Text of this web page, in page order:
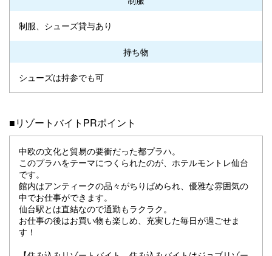
制服、シューズ貸与あり
持ち物
シューズは持参でも可
■リゾートバイトPRポイント
中欧の文化と貿易の要衝だった都プラハ。
このプラハをテーマにつくられたのが、ホテルモントレ仙台
です。
館内はアンティークの品々がちりばめられ、優雅な雰囲気の
中でお仕事ができます。
仙台駅とは直結なので通勤もラクラク。
お仕事の後はお買い物も楽しめ、充実した毎日が過ごせま
す！